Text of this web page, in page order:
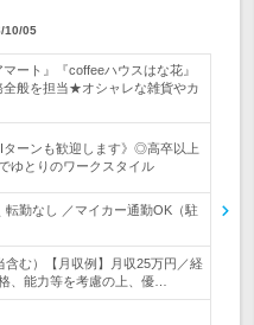
10/05
ート』『coffeeハウスはな花』
全般を担当★オシャレな雑貨やカ
ターンも歓迎します》◎高卒以上
ゆとりのワークスタイル
勤なし ／マイカー通勤OK（駐
含む）【月収例】月収25万円／経
、能力等を考慮の上、優…